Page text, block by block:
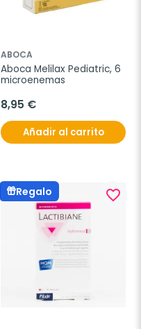
ABOCA
Aboca Melilax Pediatric, 6
microenemas
8,95 €
Añadir al carrito
Regalo favorite_border